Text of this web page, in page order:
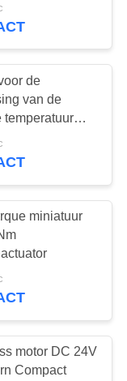
19
de
van de
temperatuur
Compact
miniatuur
motor DC 24V
Compact